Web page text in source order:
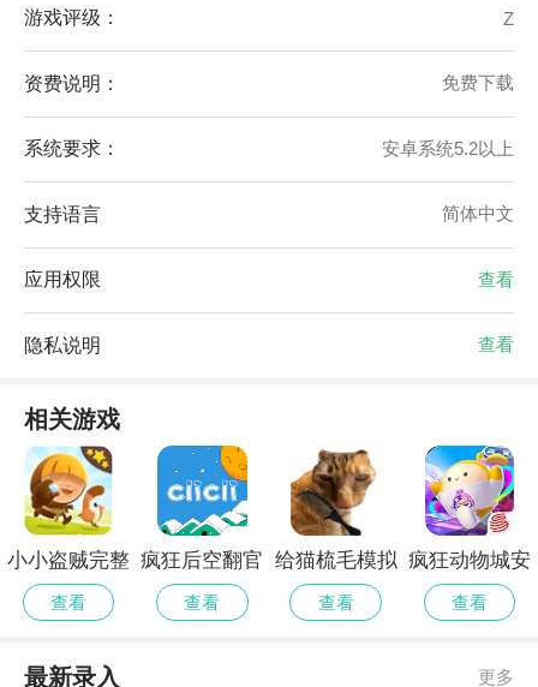
游戏评级： Z
资费说明： 免费下载
系统要求： 安卓系统5.2以上
支持语言 简体中文
应用权限 查看
隐私说明 查看
相关游戏
小小盗贼完整
测试版
查看
疯狂后空翻官
网安卓版
查看
给猫梳毛模拟
器正版
查看
疯狂动物城安
卓版
查看
最新录入 更多